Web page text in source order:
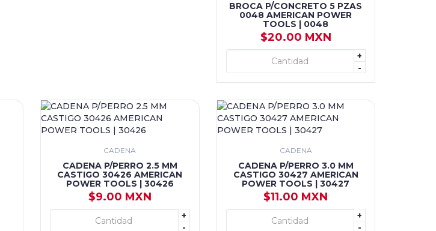
BROCA P/CONCRETO 5 PZAS
0048 AMERICAN POWER
TOOLS | 0048
$20.00 MXN
+
-
+ AGREGAR
CADENA
CADENA P/PERRO 2.5 MM
CASTIGO 30426 AMERICAN
POWER TOOLS | 30426
$9.00 MXN
+
-
+ AGREGAR
CADENA
CADENA P/PERRO 3.0 MM
CASTIGO 30427 AMERICAN
POWER TOOLS | 30427
$11.00 MXN
+
-
+ AGREGAR